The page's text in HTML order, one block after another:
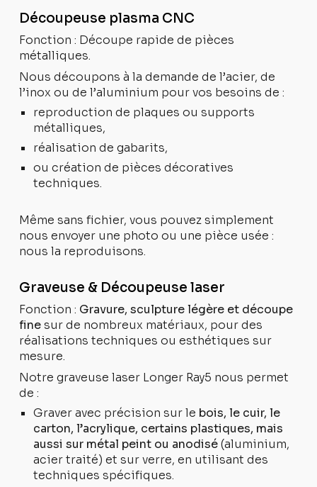
Découpeuse plasma CNC
Fonction : Découpe rapide de pièces
métalliques.
Nous découpons à la demande de l’acier, de
l’inox ou de l’aluminium pour vos besoins de :
reproduction de plaques ou supports
métalliques,
réalisation de gabarits,
ou création de pièces décoratives
techniques.
Même sans fichier, vous pouvez simplement
nous envoyer une photo ou une pièce usée :
nous la reproduisons.
Graveuse & Découpeuse laser
Fonction : Gravure, sculpture légère et découpe
finesur de nombreux matériaux, pour des
réalisations techniques ou esthétiques sur
mesure.
Notre graveuse laser Longer Ray5 nous permet
de :
Graver avec précision sur le bois, le cuir, le
carton, l’acrylique, certains plastiques, mais
aussi sur métal peint ou anodisé(aluminium,
acier traité) et sur verre, en utilisant des
techniques spécifiques.